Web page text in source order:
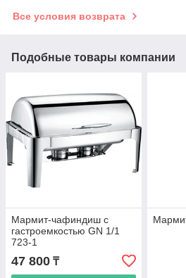
Все условия возврата
Подобные товары компании
Мармит-чафиндиш с
гастроемкостью GN 1/1
723-1
47 800 ₸